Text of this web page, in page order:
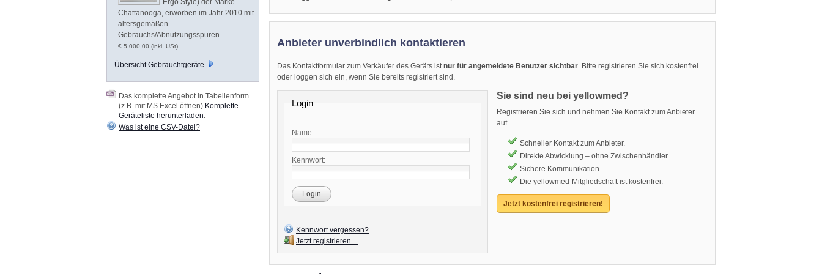
Anbieter unverbindlich kontaktieren
Das Kontaktformular zum Verkäufer des Geräts ist nur für angemeldete Benutzer sichtbar . Bitte registrieren Sie sich kostenfrei
oder loggen sich ein, wenn Sie bereits registriert sind.
Login
Name:
Kennwort:
Login
Kennwort vergessen?
Jetzt registrieren…
Sie sind neu bei yellowmed?
Registrieren Sie sich und nehmen Sie Kontakt zum Anbieter
auf.
Schneller Kontakt zum Anbieter.
Direkte Abwicklung – ohne Zwischenhändler.
Sichere Kommunikation.
Die yellowmed-Mitgliedschaft ist kostenfrei.
Jetzt kostenfrei registrieren!
Chattanooga, erworben im Jahr 2010 mit
altersgemäßen
Gebrauchs/Abnutzungsspuren.
€ 5.000,00 (inkl. USt)
Übersicht Gebrauchtgeräte
Das komplette Angebot in Tabellenform
(z.B. mit MS Excel öffnen) Komplette
Geräteliste herunterladen
Was ist eine CSV-Datei?